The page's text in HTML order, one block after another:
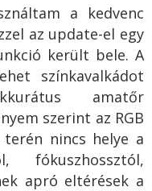
a kedvenc
az update-el egy
került bele. A
színkavalkádot
amatőr
szerint az RGB
nincs helye a
fókuszhossztól,
apró eltérések a